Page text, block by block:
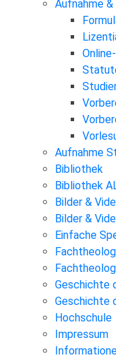
Aufnahme
Aufnahme
Bibliothek
Bibliothek
Bilder &
Bilder &
Einfache
Geschichte
Geschichte
Hochschule
Impressum